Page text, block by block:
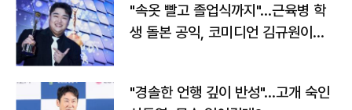
"속옷 빨고 졸업식까지"…근육병 학
생 돌본 공익, 코미디언 김규원이었
"경솔한 언행 깊이 반성"…고개 숙인